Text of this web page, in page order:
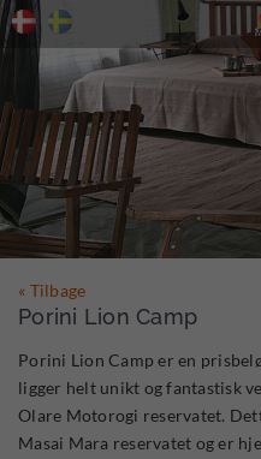
« Tilbage
Porini Lion Camp
Porini Lion Camp er en
ligger helt unikt og fantastisk
Olare Motorogi reservatet.
Masai Mara reservatet og er